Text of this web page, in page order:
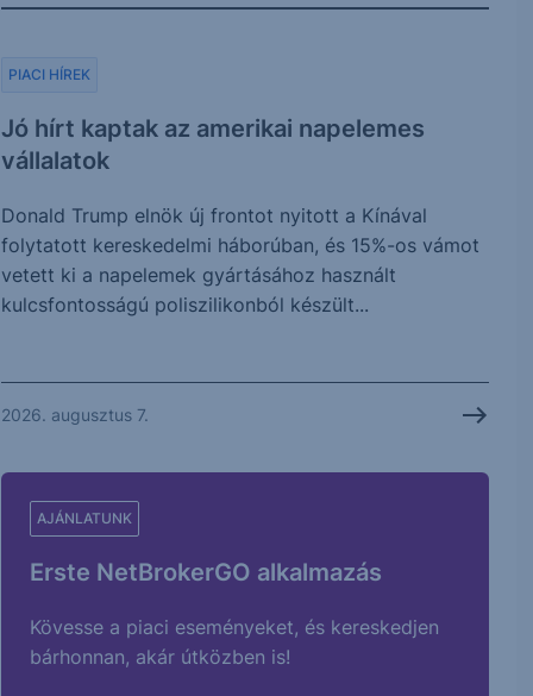
Jó hírt kaptak az amerikai napelemes
vállalatok
PIACI HÍREK
Donald Trump elnök új frontot nyitott a Kínával
folytatott kereskedelmi háborúban, és 15%-os vámot
vetett ki a napelemek gyártásához használt
kulcsfontosságú poliszilikonból készült...
2026. augusztus 7.
AJÁNLATUNK
Erste NetBrokerGO alkalmazás
Kövesse a piaci eseményeket, és kereskedjen
bárhonnan, akár útközben is!